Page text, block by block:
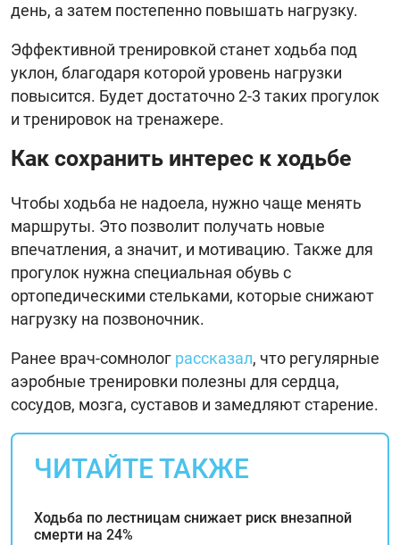
день, а затем постепенно повышать нагрузку.
Эффективной тренировкой станет ходьба под
уклон, благодаря которой уровень нагрузки
повысится. Будет достаточно 2-3 таких прогулок
и тренировок на тренажере.
Как сохранить интерес к ходьбе
Чтобы ходьба не надоела, нужно чаще менять
маршруты. Это позволит получать новые
впечатления, а значит, и мотивацию. Также для
прогулок нужна специальная обувь с
ортопедическими стельками, которые снижают
нагрузку на позвоночник.
Ранее врач-сомнолог рассказал, что регулярные
аэробные тренировки полезны для сердца,
сосудов, мозга, суставов и замедляют старение.
ЧИТАЙТЕ ТАКЖЕ
Ходьба по лестницам снижает риск внезапной
смерти на 24%